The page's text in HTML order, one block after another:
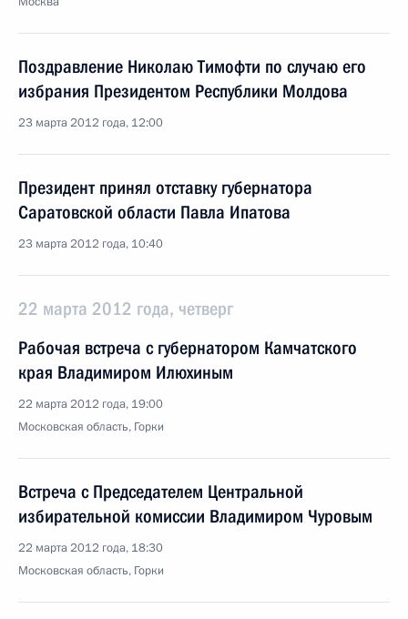
Поздравление Николаю Тимофти по случаю его
избрания Президентом Республики Молдова
23 марта 2012 года, 12:00
Президент принял отставку губернатора
Саратовской области Павла Ипатова
23 марта 2012 года, 10:40
22 марта 2012 года, четверг
Рабочая встреча с губернатором Камчатского
края Владимиром Илюхиным
22 марта 2012 года, 19:00
Московская область, Горки
Встреча с Председателем Центральной
избирательной комиссии Владимиром Чуровым
22 марта 2012 года, 18:30
Московская область, Горки